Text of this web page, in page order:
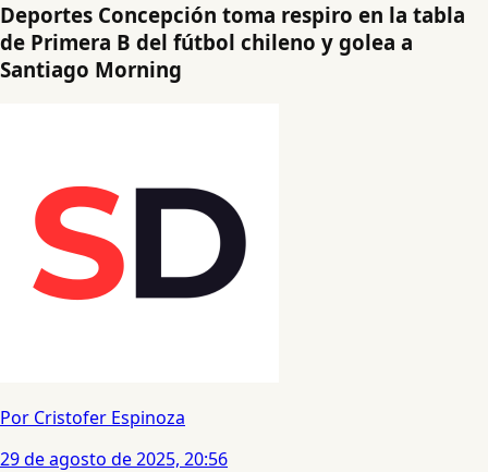
Deportes Concepción toma respiro en la tabla
de Primera B del fútbol chileno y golea a
Santiago Morning
Por Cristofer Espinoza
29 de agosto de 2025, 20:56